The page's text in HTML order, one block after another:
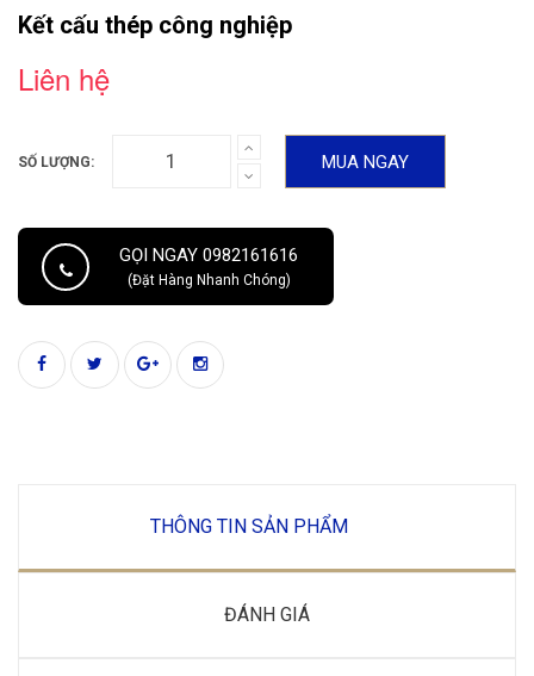
Kết cấu thép công nghiệp
Liên hệ
SỐ LƯỢNG: MUA NGAY
GỌI NGAY 0982161616
(Đặt Hàng Nhanh Chóng)
THÔNG TIN SẢN PHẨM
ĐÁNH GIÁ